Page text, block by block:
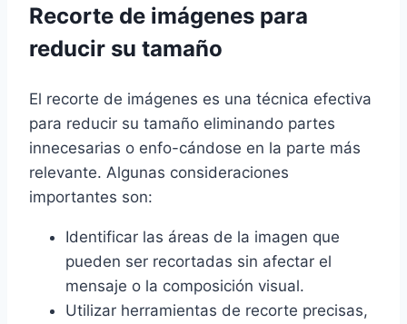
Recorte de imágenes para
reducir su tamaño
El recorte de imágenes es una técnica efectiva
para reducir su tamaño eliminando partes
innecesarias o enfo-cándose en la parte más
relevante. Algunas consideraciones
importantes son:
Identificar las áreas de la imagen que
pueden ser recortadas sin afectar el
mensaje o la composición visual.
Utilizar herramientas de recorte precisas,